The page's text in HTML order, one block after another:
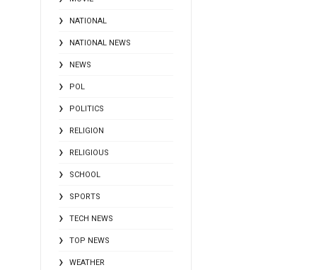
NATIONAL
NATIONAL NEWS
NEWS
POL
POLITICS
RELIGION
RELIGIOUS
SCHOOL
SPORTS
TECH NEWS
TOP NEWS
WEATHER